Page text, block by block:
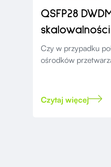
QSFP28
skalowalności
Czy w przypadku
ośrodków
Czytaj więcej